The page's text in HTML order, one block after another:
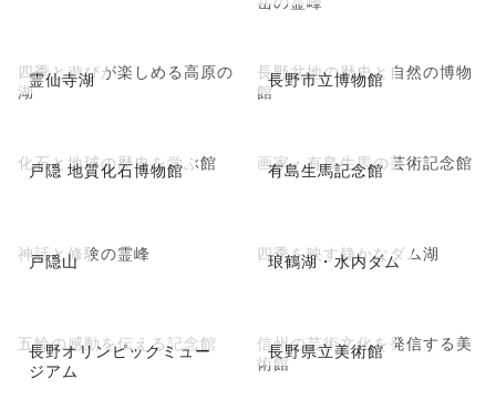
霊仙寺湖
四季と遊びが楽しめる高原の
湖
長野市立博物館
長野盆地の歴史と自然の博物
館
戸隠 地質化石博物館
化石と地球の歴史を学ぶ館 有島生馬記念館
画家・有島生馬の芸術記念館
戸隠山
神話と修験の霊峰 琅鶴湖・水内ダム
四季を映す静かなダム湖
長野オリンピックミュー
ジアム
五輪の感動を伝える記念館 長野県立美術館
信州の芸術文化を発信する美
術館